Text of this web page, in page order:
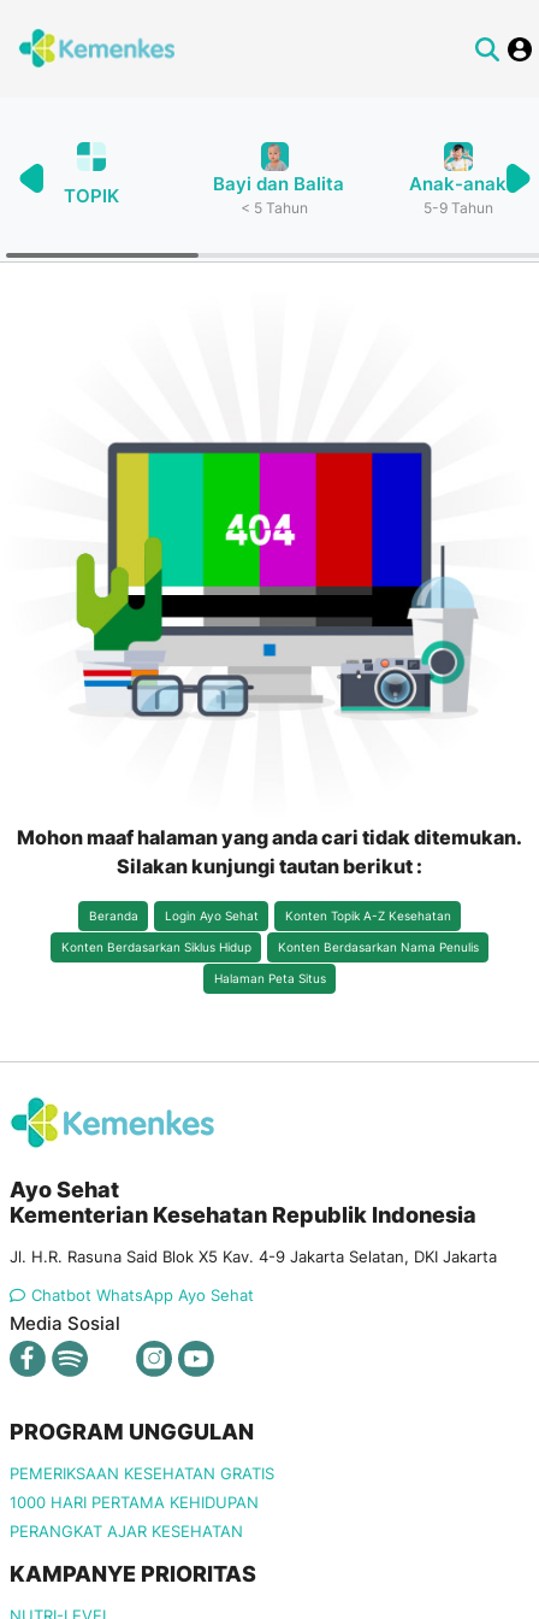
TOPIK
Bayi dan Balita
< 5 Tahun
Anak-anak
5-9 Tahun
Mohon maaf halaman yang anda cari tidak ditemukan.
Silakan kunjungi tautan berikut :
Beranda Login Ayo Sehat Konten Topik A-Z Kesehatan
Konten Berdasarkan Siklus Hidup Konten Berdasarkan Nama Penulis
Halaman Peta Situs
Ayo Sehat
Kementerian Kesehatan Republik Indonesia
Jl. H.R. Rasuna Said Blok X5 Kav. 4-9 Jakarta Selatan, DKI Jakarta
Chatbot WhatsApp Ayo Sehat
Media Sosial
PROGRAM UNGGULAN
PEMERIKSAAN KESEHATAN GRATIS
1000 HARI PERTAMA KEHIDUPAN
PERANGKAT AJAR KESEHATAN
KAMPANYE PRIORITAS
NUTRI-LEVEL